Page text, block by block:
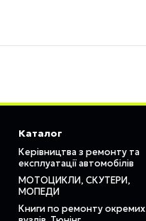
Каталог
Керівництва з ремонту та
експлуатації автомобілів
МОТОЦИКЛИ, СКУТЕРИ,
МОПЕДИ
Книги по ремонту окремих